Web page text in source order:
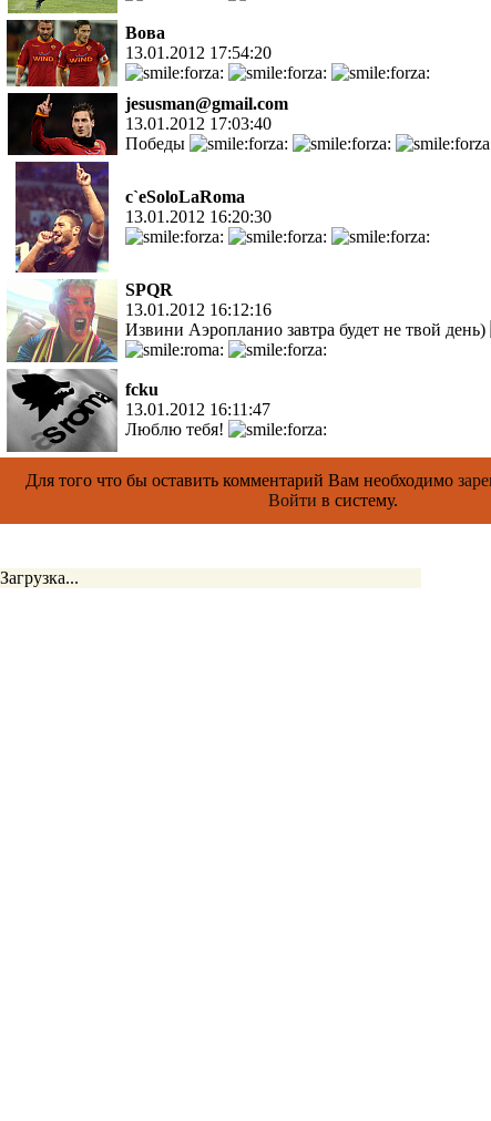
Вова
13.01.2012 17:54:20
jesusman@gmail.com
13.01.2012 17:03:40
Победы
c`eSoloLaRoma
13.01.2012 16:20:30
SPQR
13.01.2012 16:12:16
Извини Аэропланио завтра будет не твой день)
fcku
13.01.2012 16:11:47
Люблю тебя!
Для того что бы оставить комментарий Вам необходимо
Войти в систему.
Загрузка...